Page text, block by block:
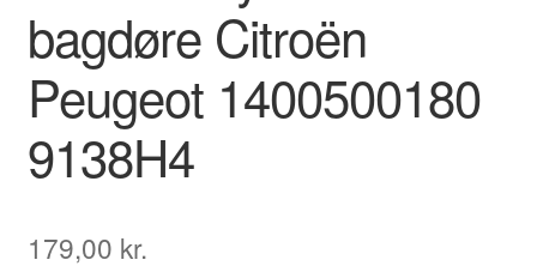
bagdøre Citroën
Peugeot 1400500180
9138H4
179,00 kr.